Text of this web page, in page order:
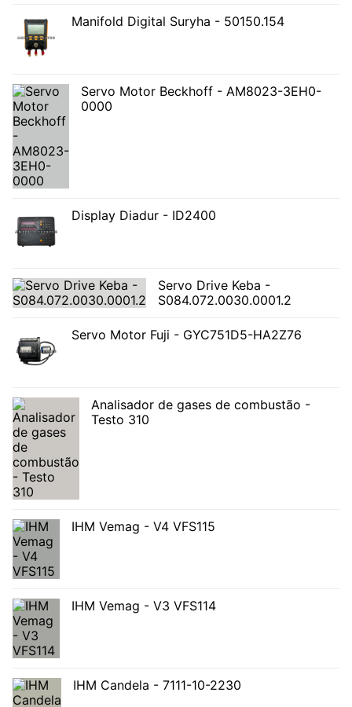
Manifold Digital Suryha - 50150.154
Servo Motor Beckhoff - AM8023-3EH0-
0000
Display Diadur - ID2400
Servo Drive Keba -
S084.072.0030.0001.2
Servo Motor Fuji - GYC751D5-HA2Z76
Analisador de gases de combustão -
Testo 310
IHM Vemag - V4 VFS115
IHM Vemag - V3 VFS114
IHM Candela - 7111-10-2230